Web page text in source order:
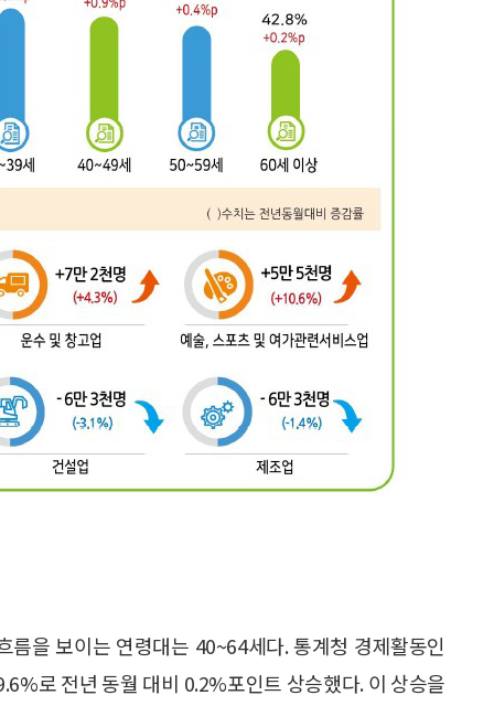
을 보이는 연령대는 40~64세다. 통계청 경제활동인
로 전년 동월 대비 0.2%포인트 상승했다. 이 상승을